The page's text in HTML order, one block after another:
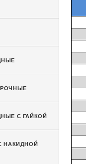
С ГАЙКОЙ
НАКИДНОЙ